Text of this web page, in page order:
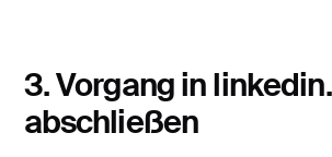
3. Vorgang in
abschließen